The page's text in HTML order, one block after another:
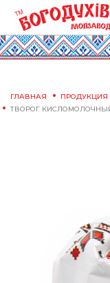
ГЛАВНАЯ ПРОДУКЦИЯ
ТВОРОГ КИСЛОМОЛОЧНЫЙ